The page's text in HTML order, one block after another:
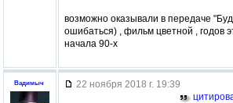
возможно оказывали в передаче
ошибаться) , фильм цветной , годов
начала 90-х
Вадимыч
22 ноября 2018 г. 19:39